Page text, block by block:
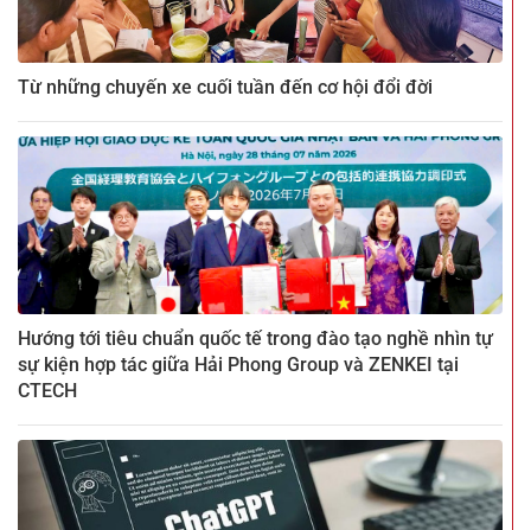
Từ những chuyến xe cuối tuần đến cơ hội đổi đời
Hướng tới tiêu chuẩn quốc tế trong đào tạo nghề nhìn tự
sự kiện hợp tác giữa Hải Phong Group và ZENKEI tại
CTECH